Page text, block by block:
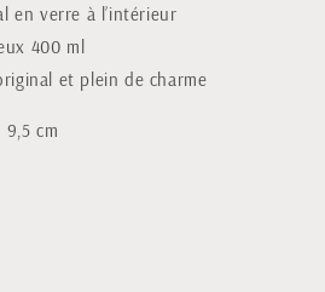
en verre à l’intérieur
400 ml
et plein de charme
9,5 cm